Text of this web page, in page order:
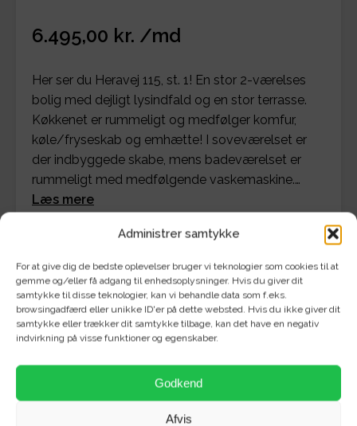
Administrer samtykke
For at give dig de bedste oplevelser bruger vi teknologier som cookies til at
gemme og/eller få adgang til enhedsoplysninger. Hvis du giver dit
samtykke til disse teknologier, kan vi behandle data som f.eks.
browsingadfærd eller unikke ID'er på dette websted. Hvis du ikke giver dit
samtykke eller trækker dit samtykke tilbage, kan det have en negativ
indvirkning på visse funktioner og egenskaber.
Godkend
Afvis
6.495,00 kr. /md
Her ser du Heravej 115, st. 1! En stor 2-værelses
bolig med dejligt lysindfald og en stor terrasse.
Køkkenet er rummeligt og medfølger komfur,
køle/fryseskab og emhætte! I soveværelset er
der indbyggede skabe, mens badeværelset er
rummeligt med medfølgende vaskemaskine.…
Læs mere
Se detaljer for bolig og økonomi
En stor 2-værelses bolig med dejligt lysindfald og en